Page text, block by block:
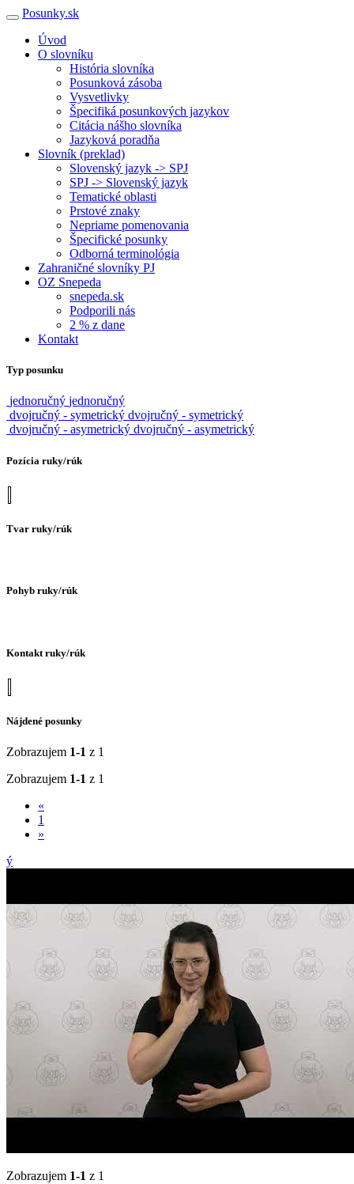
Posunky.sk
Úvod
O slovníku
História slovníka
Posunková zásoba
Vysvetlivky
Špecifiká posunkových jazykov
Citácia nášho slovníka
Jazyková poradňa
Slovník (preklad)
Slovenský jazyk -> SPJ
SPJ -> Slovenský jazyk
Tematické oblasti
Prstové znaky
Nepriame pomenovania
Špecifické posunky
Odborná terminológia
Zahraničné slovníky PJ
OZ Snepeda
snepeda.sk
Podporili nás
2 % z dane
Kontakt
Typ posunku
jednoručný jednoručný
dvojručný - symetrický dvojručný - symetrický
dvojručný - asymetrický dvojručný - asymetrický
Pozícia ruky/rúk
Tvar ruky/rúk
Pohyb ruky/rúk
Kontakt ruky/rúk
Nájdené posunky
Zobrazujem 1-1 z 1
Zobrazujem 1-1 z 1
«
1
»
ý
Zobrazujem 1-1 z 1